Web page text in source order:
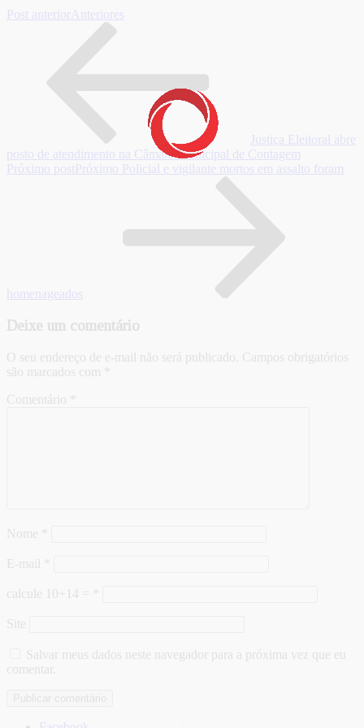
Post anterior Anteriores
Justiça Eleitoral abre
posto de atendimento na Câmara Municipal de Contagem
Próximo post Próximo Policial e vigilante mortos em assalto foram
homenageados
Deixe um comentário
O seu endereço de e-mail não será publicado. Campos obrigatórios
são marcados com
Comentário
Nome
E-mail
calcule 10+14 =
Site
Salvar meus dados neste navegador para a próxima vez que eu
comentar.